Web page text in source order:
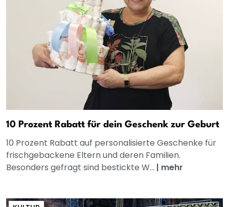
10 Prozent Rabatt für dein Geschenk zur Geburt
10 Prozent Rabatt auf personalisierte Geschenke für
frischgebackene Eltern und deren Familien.
Besonders gefragt sind bestickte W... | mehr